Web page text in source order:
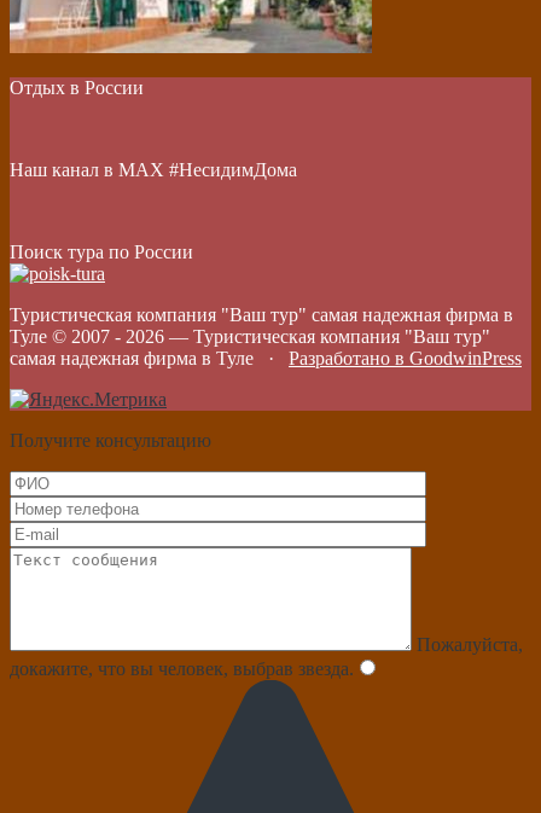
Отдых в России
Наш канал в МАХ #НесидимДома
Поиск тура по России
Туристическая компания "Ваш тур" самая надежная фирма в
Туле © 2007 - 2026 — Туристическая компания "Ваш тур"
самая надежная фирма в Туле · Разработано в GoodwinPress
Получите консультацию
Пожалуйста,
докажите, что вы человек, выбрав звезда.